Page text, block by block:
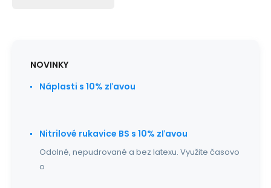
NOVINKY
Náplasti s 10% zľavou
Nitrilové rukavice BS s 10% zľavou
Odolné, nepudrované a bez latexu. Využite časovo
o